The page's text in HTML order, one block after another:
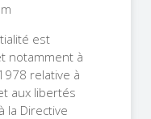
est
notamment à
relative à
aux libertés
la Directive